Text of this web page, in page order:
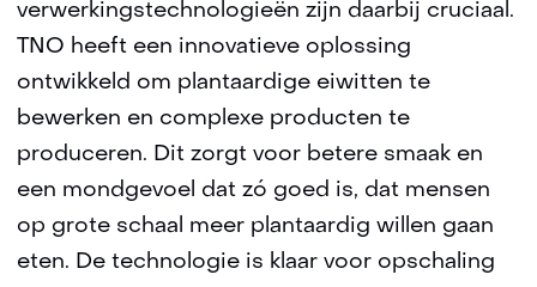
verwerkingstechnologieën zijn daarbij cruciaal.
TNO heeft een innovatieve oplossing
ontwikkeld om plantaardige eiwitten te
bewerken en complexe producten te
produceren. Dit zorgt voor betere smaak en
een mondgevoel dat zó goed is, dat mensen
op grote schaal meer plantaardig willen gaan
eten. De technologie is klaar voor opschaling